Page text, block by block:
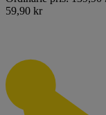
59,90 kr